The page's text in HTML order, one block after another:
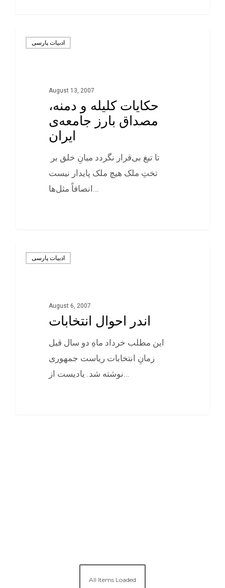
ادبيات پارسی
August 13, 2007
حکایات کلیله و دمنه،
مصداق بارز جامعه‌ی
ایران
تختِ ملک هیچ ملک پایدار نیست
انصافاً مثل‌ها…
ادبيات پارسی
August 6, 2007
اندر احوال انتخابات
این مطلب خرداد ماهِ دو سال قبل
زمانِ انتخابات ریاست جمهوری
نوشته شد. یادیست از…
All Items Loaded